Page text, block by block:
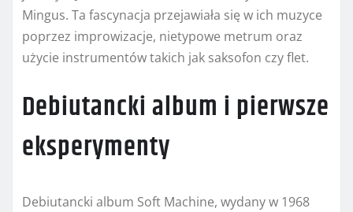
Mingus. Ta fascynacja przejawiała się w ich muzyce
poprzez improwizacje, nietypowe metrum oraz
użycie instrumentów takich jak saksofon czy flet.
Debiutancki album i pierwsze
eksperymenty
Debiutancki album Soft Machine, wydany w 1968